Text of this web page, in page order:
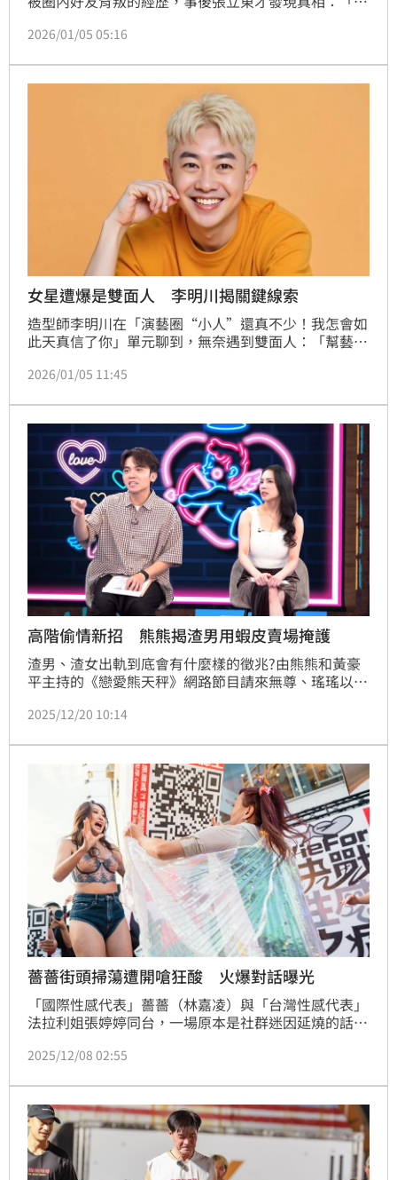
幫我主持女兒的婚禮我真的很開心，而且還是友情價，
演，「錢也是進他口袋，還裝作不知情，真的很會
演。」林宜君
2026/01/05 05:16
女星遭爆是雙面人 李明川揭關鍵線索
造型師李明川在「演藝圈“小人”還真不少！我怎會如
此天真信了你」單元聊到，無奈遇到雙面人：「幫藝人
紋，試裝時，這個女明星也說『好時髦，跟我平常形象
『我今天穿的這麼俗豔，讓我穿上這身的就是明川老
師』，直接給我難堪。」
2026/01/05 11:45
高階偷情新招 熊熊揭渣男用蝦皮賣場掩護
渣男、渣女出軌到底會有什麼樣的徵兆?由熊熊和黃豪
平主持的《戀愛熊天秤》網路節目請來無尊、瑤瑤以及
樸的無尊在節目中自爆曾當過「渣男」，只是「小三不
2025/12/20 10:14
薔薔街頭掃蕩遭開嗆狂酸 火爆對話曝光
「國際性感代表」薔薔（林嘉凌）與「台灣性感代表」
法拉利姐張婷婷同台，一場原本是社群迷因延燒的話
就甩出氣場，邊扇邊瞪，還直接對薔薔丟下一句超嗆語
2025/12/08 02:55